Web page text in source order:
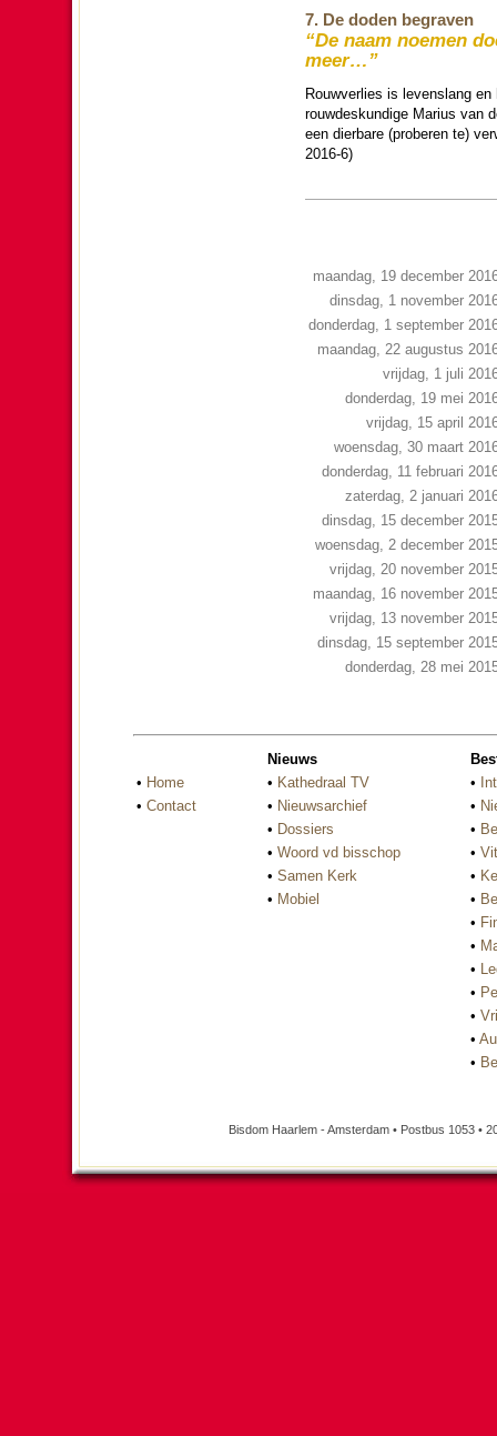
7. De doden begraven
“De naam noemen
meer…”
Rouwverlies is levenslang
rouwdes­kun­dige Marius van
een dier­ba­re (proberen te)
2016-6)
maandag, 19 december
dinsdag, 1 november
donderdag, 1 september
maandag, 22 augustus
vrijdag, 1 juli
donderdag, 19 mei
vrijdag, 15 april
woensdag, 30 maart
donderdag, 11 februari
zaterdag, 2 januari
dinsdag, 15 december
woensdag, 2 december
vrijdag, 20 november
maandag, 16 november
vrijdag, 13 november
dinsdag, 15 september
donderdag, 28 mei
• Home
• Contact
Nieuws
• Kathedraal TV
• Nieuwsarchief
• Dossiers
• Woord vd bisschop
• Samen Kerk
• Mobiel
•
•
•
•
•
•
•
•
•
•
•
•
•
Bisdom Haarlem - Amsterdam • Postbus 1053 •